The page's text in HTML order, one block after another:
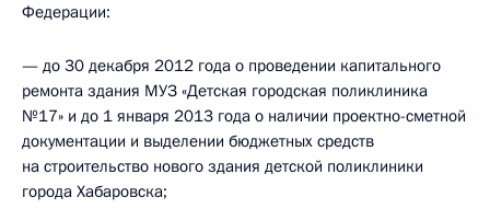
Федерации:
— до 30 декабря 2012 года о проведении капитального
ремонта здания МУЗ «Детская городская поликлиника
№17» и до 1 января 2013 года о наличии проектно-сметной
документации и выделении бюджетных средств
на строительство нового здания детской поликлиники
города Хабаровска;